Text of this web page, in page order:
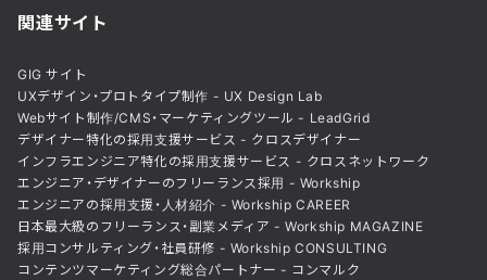
関連サイト
GIG サイト
UXデザイン・プロトタイプ制作 - UX Design Lab
Webサイト制作/CMS・マーケティングツール - LeadGrid
デザイナー特化の採用支援サービス - クロスデザイナー
インフラエンジニア特化の採用支援サービス - クロスネットワーク
エンジニア・デザイナーのフリーランス採用 - Workship
エンジニアの採用支援・人材紹介 - Workship CAREER
日本最大級のフリーランス・副業メディア - Workship MAGAZINE
採用コンサルティング・社員研修 - Workship CONSULTING
コンテンツマーケティング総合パートナー - コンマルク